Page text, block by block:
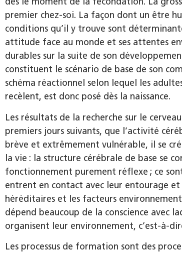
premier chez-soi. La façon dont un être
conditions qu’il y trouve sont
attitude face au monde et ses attentes
durables sur la suite de son
constituent le scénario de base de son
schéma réactionnel selon lequel les
recèlent, est donc posé dès la naissance.
Les résultats de la recherche sur le
premiers jours suivants, que l’activité
brève et extrêmement vulnérable, il se
la vie : la structure cérébrale de base se
fonctionnement purement réflexe ; ce
entrent en contact avec leur entourage
héréditaires et les facteurs
dépend beaucoup de la conscience avec
organisent leur environnement, c’est-à-
Les processus de formation sont des